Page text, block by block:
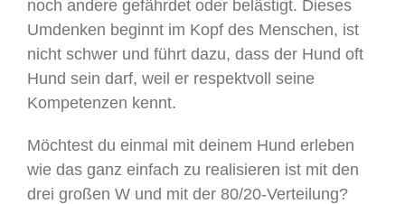
noch andere gefährdet oder belästigt. Dieses
Umdenken beginnt im Kopf des Menschen, ist
nicht schwer und führt dazu, dass der Hund oft
Hund sein darf, weil er respektvoll seine
Kompetenzen kennt.
Möchtest du einmal mit deinem Hund erleben
wie das ganz einfach zu realisieren ist mit den
drei großen W und mit der 80/20-Verteilung?